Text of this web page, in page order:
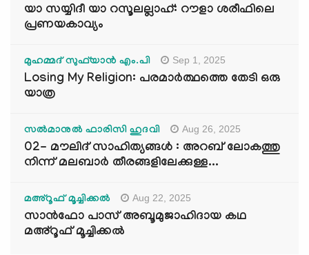
യാ സയ്യിദീ യാ റസൂലല്ലാഹ്: റൗളാ ശരീഫിലെ
പ്രണയകാവ്യം
മുഹമ്മദ് സുഫ്‌യാൻ എം.പി Sep 1, 2025
Losing My Religion: പരമാർത്ഥത്തെ തേടി ഒരു
യാത്ര
സൽമാനുൽ ഫാരിസി ഹുദവി Aug 26, 2025
02- മൗലിദ് സാഹിത്യങ്ങൾ : അറബ് ലോകത്തു
നിന്ന് മലബാർ തീരങ്ങളിലേക്കുള്ള...
മഅ്റൂഫ് മൂച്ചിക്കല്‍ Aug 22, 2025
സാൻഫോ പാസ് അബൂമുജാഹിദായ കഥ
മഅ്റൂഫ് മൂച്ചിക്കല്‍